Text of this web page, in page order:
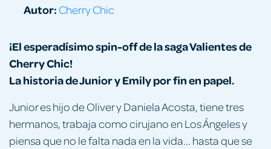
¡El esperadísimo spin-off de la saga Valientes de
Cherry Chic!
La historia de Junior y Emily por fin en papel.
Junior es hijo de Oliver y Daniela Acosta, tiene tres
hermanos, trabaja como cirujano en Los Ángeles y
piensa que no le falta nada en la vida... hasta que se
Autor: Cherry Chic